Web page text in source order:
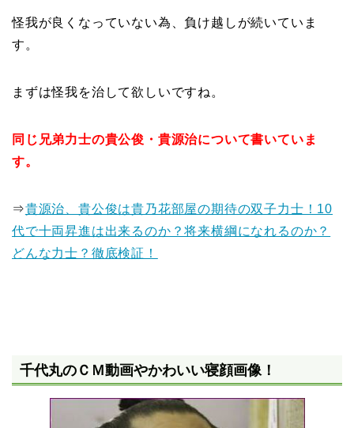
怪我が良くなっていない為、負け越しが続いていま
す。
まずは怪我を治して欲しいですね。
同じ兄弟力士の貴公俊・貴源治について書いていま
す。
⇒貴源治、貴公俊は貴乃花部屋の期待の双子力士！10
代で十両昇進は出来るのか？将来横綱になれるのか？
どんな力士？徹底検証！
千代丸のＣＭ動画やかわいい寝顔画像！